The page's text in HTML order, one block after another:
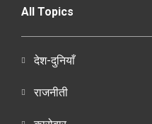
All Topics
देश-दुनियाँ
राजनीती